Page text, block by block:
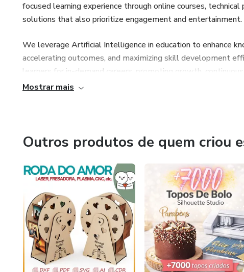
focused learning experience through online courses,
solutions that also prioritize engagement and entertainment.
We leverage Artificial Intelligence in education to enhance
accelerating outcomes, and maximizing skill development
learners for in-demand careers, promoting growth,
Learn faster. Grow smarter.
Mostrar mais
Outros produtos de quem criou